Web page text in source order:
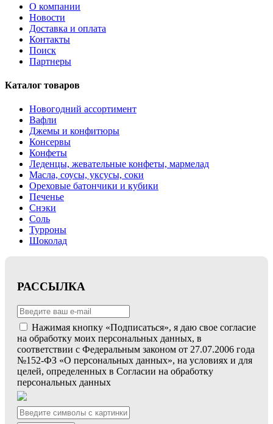
О компании
Новости
Доставка и оплата
Контакты
Поиск
Партнеры
Каталог товаров
Новогодний ассортимент
Вафли
Джемы и конфитюры
Консервы
Конфеты
Леденцы, жевательные конфеты, мармелад
Масла, соусы, уксусы, соки
Ореховые батончики и кубики
Печенье
Снэки
Соль
Турроны
Шоколад
РАССЫЛКА
Нажимая кнопку «Подписаться», я даю свое согласие
на обработку моих персональных данных, в
соответствии с Федеральным законом от 27.07.2006 года
№152-ФЗ «О персональных данных», на условиях и для
целей, определенных в Согласии на обработку
персональных данных